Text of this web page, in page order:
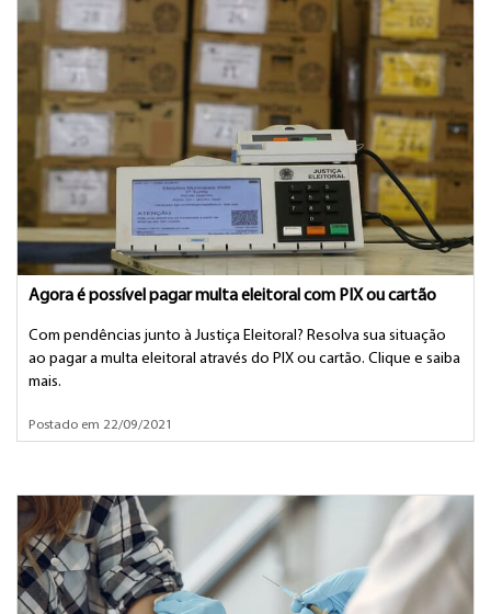
Agora é possível pagar multa eleitoral com PIX ou cartão
Com pendências junto à Justiça Eleitoral? Resolva sua situação
ao pagar a multa eleitoral através do PIX ou cartão. Clique e saiba
mais.
Postado em 22/09/2021